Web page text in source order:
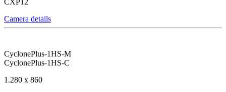
CXP12
Camera details
CyclonePlus-1HS-M
CyclonePlus-1HS-C
1.280 x 860